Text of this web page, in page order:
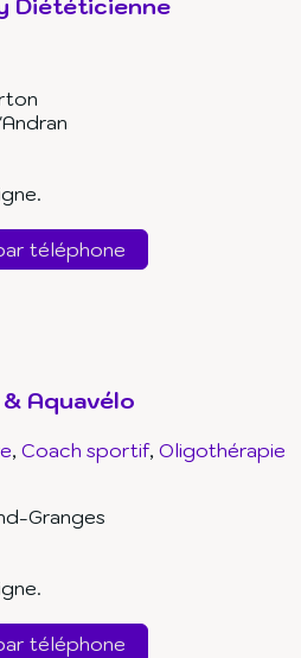
Diététicienne
téléphone
Aquavélo
Coach sportif Oligothérapie
Granges
téléphone